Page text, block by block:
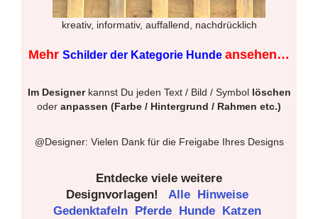
kreativ, informativ, auffallend, nachdrücklich
Mehr Schilder der Kategorie Hunde ansehen…
Im Designerkannst Du jeden Text / Bild / Symbol löschen
oder anpassen (Farbe / Hintergrund / Rahmen etc.)
@Designer: Vielen Dank für die Freigabe Ihres Designs
Entdecke viele weitere
Designvorlagen!
Alle Hinweise
Gedenktafeln Pferde Hunde Katzen